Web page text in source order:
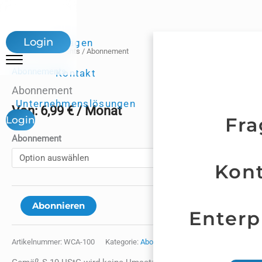
Inhalt
springen
Fragen
Kontakt
Unternehmenslösungen
Login
Login
Start/Abonnements / Abonnement
Abonnements
Abonnement
Von:6,99€ / Monat
Abonnement
Menge
Abonnieren
Artikelnummer: WCA-100 Kategorie: Abonnements